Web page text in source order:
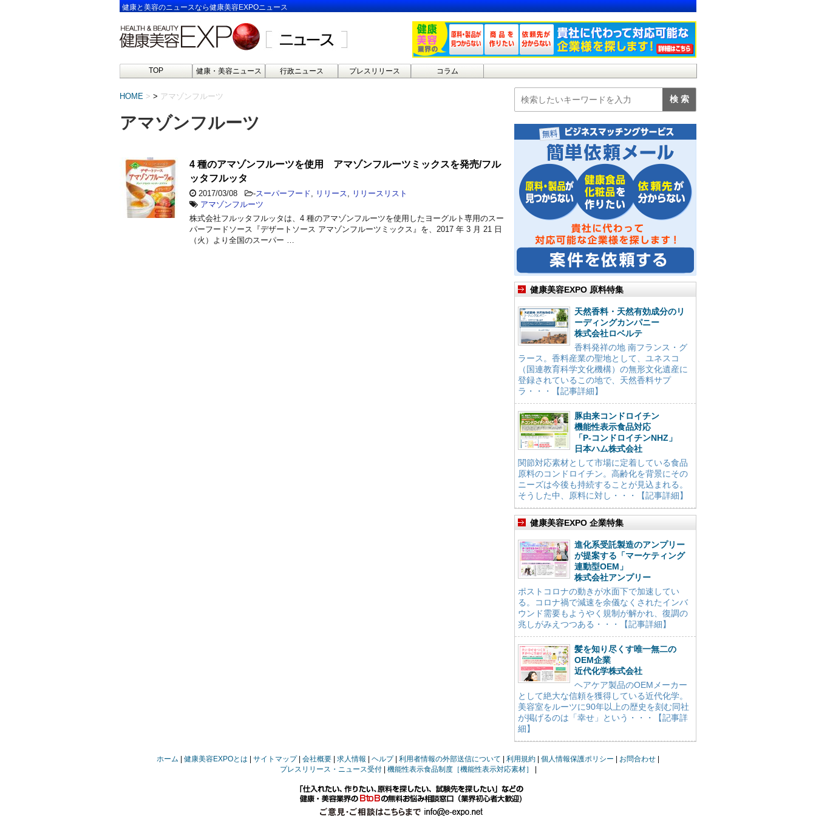
健康と美容のニュースなら健康美容EXPOニュース
TOP 健康・美容ニュース 行政ニュース プレスリリース コラム
HOME > アマゾンフルーツ
アマゾンフルーツ
4 種のアマゾンフルーツを使用 アマゾンフルーツミックスを発売/フル
ッタフルッタ
2017/03/08 -スーパーフード リリース
リリースリスト
アマゾンフルーツ
株式会社フルッタフルッタは、4 種のアマゾンフルーツを使用したヨーグルト専用のスー
パーフードソース『デザートソース アマゾンフルーツミックス』を、2017 年 3 月 21 日
（火）より全国のスーパー …
健康美容EXPO 原料特集
天然香料・天然有効成分のリ
ーディングカンパニー
株式会社ロベルテ
香料発祥の地 南フランス・グ
ラース。香料産業の聖地として、ユネスコ
（国連教育科学文化機構）の無形文化遺産に
登録されているこの地で、天然香料サプ
ラ・・・【記事詳細】
豚由来コンドロイチン
機能性表示食品対応
「P-コンドロイチンNHZ」
日本ハム株式会社
関節対応素材として市場に定着している食品
原料のコンドロイチン。高齢化を背景にその
ニーズは今後も持続することが見込まれる。
そうした中、原料に対し・・・【記事詳細】
健康美容EXPO 企業特集
進化系受託製造のアンプリー
が提案する「マーケティング
連動型OEM」
株式会社アンプリー
ポストコロナの動きが水面下で加速してい
る。コロナ禍で減速を余儀なくされたインバ
ウンド需要もようやく規制が解かれ、復調の
兆しがみえつつある・・・【記事詳細】
髪を知り尽くす唯一無二の
OEM企業
近代化学株式会社
ヘアケア製品のOEMメーカー
として絶大な信頼を獲得している近代化学。
美容室をルーツに90年以上の歴史を刻む同社
が掲げるのは「幸せ」という・・・【記事詳
細】
ホーム 健康美容EXPOとは サイトマップ 会社概要 求人情報 ヘルプ 利用者情報の外部送信について 利用規約 個人情報保護ポリシー
お問合わせ
プレスリリース・ニュース受付
機能性表示食品制度［機能性表示対応素材］